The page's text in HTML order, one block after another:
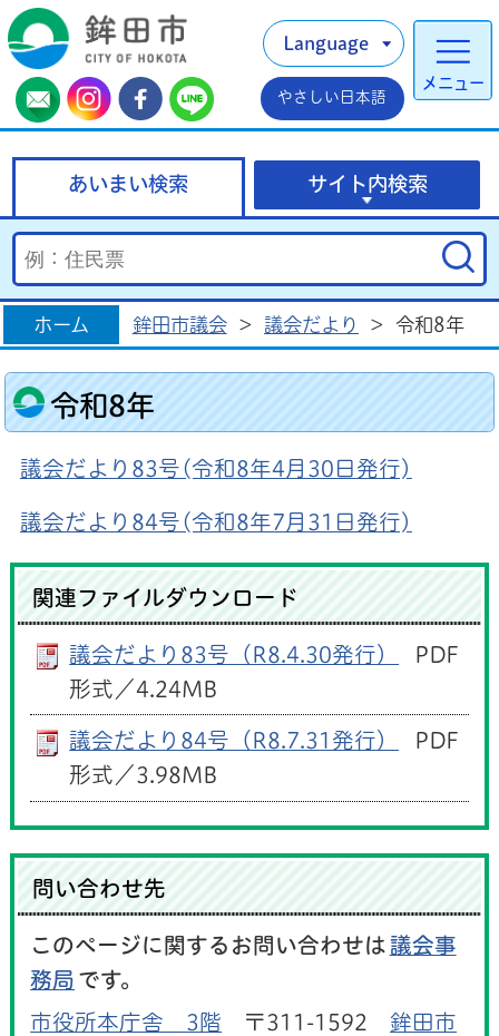
メニュー
Language
やさしい日本語
あいまい検索 サイト内検索
ホーム 鉾田市議会 > 議会だより > 令和8年
令和8年
議会だより83号(令和8年4月30日発行)
議会だより84号(令和8年7月31日発行)
関連ファイルダウンロード
議会だより83号（R8.4.30発行）
PDF
形式／4.24MB
議会だより84号（R8.7.31発行）
PDF
形式／3.98MB
問い合わせ先
このページに関するお問い合わせは 議会事
務局 です。
市役所本庁舎 3階 〒311-1592 鉾田市